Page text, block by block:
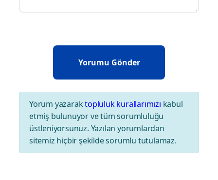
Yorum yazaraktopluluk kurallarımızı kabul
etmiş bulunuyor ve tüm sorumluluğu
üstleniyorsunuz. Yazılan yorumlardan
sitemiz hiçbir şekilde sorumlu tutulamaz.